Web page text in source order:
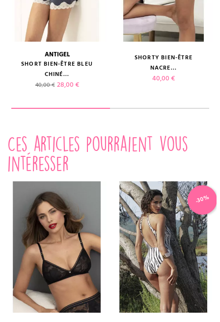
ANTIGEL
SHORT BIEN-ÊTRE BLEU
CHINÉ...
Prix de base
40,00 € Prix
28,00 €
SHORTY BIEN-ÊTRE
NACRE...
Prix
40,00 €
Ces articles pourraient vous
intéresser
-30%